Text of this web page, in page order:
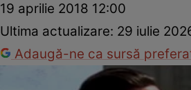
19 aprilie 2018 12:00
Ultima actualizare: 29 iulie
Adaugă-ne ca sursă